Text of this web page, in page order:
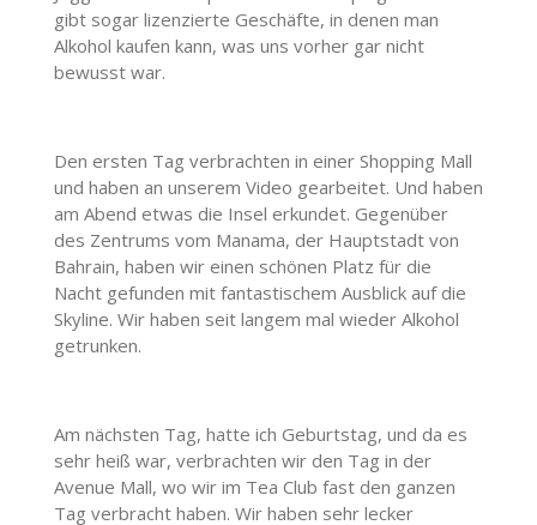
gibt sogar lizenzierte Geschäfte, in denen man
Alkohol kaufen kann, was uns vorher gar nicht
bewusst war.
Den ersten Tag verbrachten in einer Shopping Mall
und haben an unserem Video gearbeitet. Und haben
am Abend etwas die Insel erkundet. Gegenüber
des Zentrums vom Manama, der Hauptstadt von
Bahrain, haben wir einen schönen Platz für die
Nacht gefunden mit fantastischem Ausblick auf die
Skyline. Wir haben seit langem mal wieder Alkohol
getrunken.
Am nächsten Tag, hatte ich Geburtstag, und da es
sehr heiß war, verbrachten wir den Tag in der
Avenue Mall, wo wir im Tea Club fast den ganzen
Tag verbracht haben. Wir haben sehr lecker